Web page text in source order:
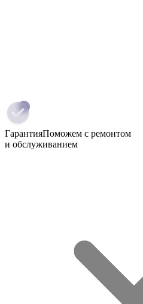
ГарантияПоможем с ремонтом
и обслуживанием